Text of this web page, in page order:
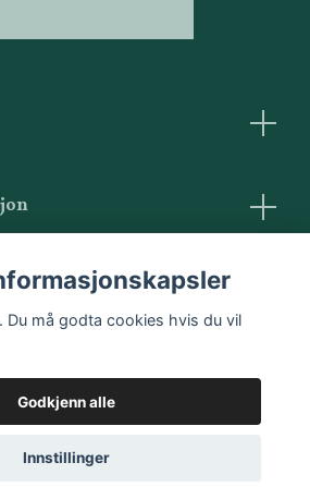
og betingelser
Kontakt oss
Du må godta cookies hvis du vil
Godkjenn alle
Innstillinger